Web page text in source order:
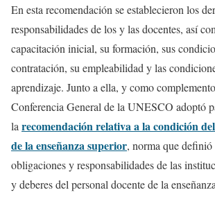
En esta recomendación se establecieron los
responsabilidades de los y las docentes, así
capacitación inicial, su formación, sus
contratación, su empleabilidad y las
aprendizaje. Junto a ella, y como
Conferencia General de la UNESCO adoptó
la recomendación relativa a la condición
de la enseñanza superior, norma que definió
obligaciones y responsabilidades de las
y deberes del personal docente de la